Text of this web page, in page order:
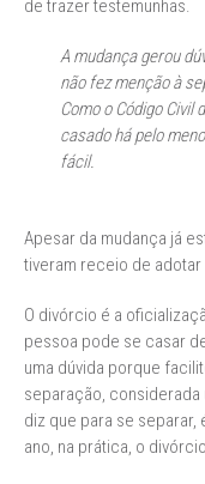
de trazer testemunhas.
A mudança gerou
não fez menção à
Como o Código Civil
casado há pelo
fácil.
Apesar da mudança já
tiveram receio de
O divórcio é a
pessoa pode se casar
uma dúvida porque
separação, considerada
diz que para se
ano, na prática, o